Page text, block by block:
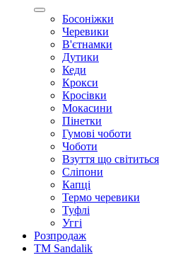
Босоніжки
Черевики
В'єтнамки
Дутики
Кеди
Крокси
Кросівки
Мокасини
Пінетки
Гумові чоботи
Чоботи
Взуття що світиться
Сліпони
Капці
Термо черевики
Туфлі
Уггі
Розпродаж
TM Sandalik